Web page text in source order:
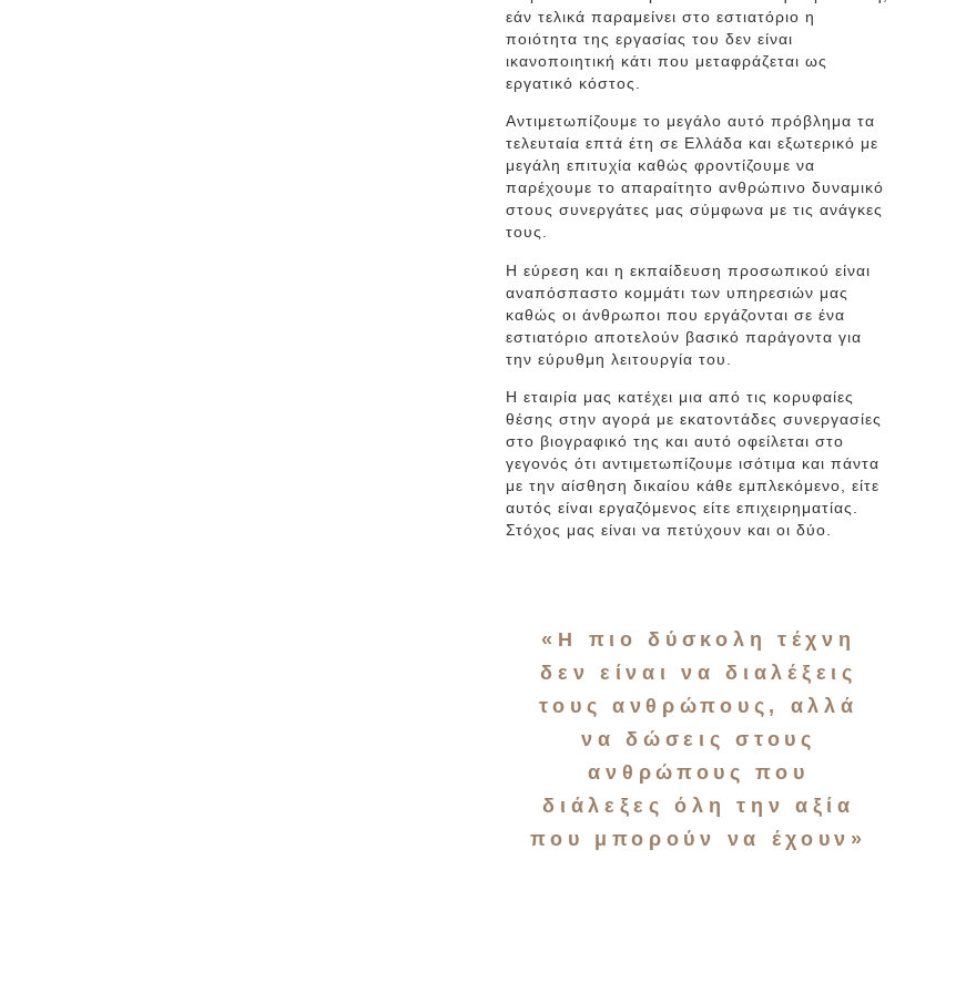
εάν τελικά παραμείνει στο εστιατόριο η
ποιότητα της εργασίας του δεν είναι
ικανοποιητική κάτι που μεταφράζεται ως
εργατικό κόστος.
Αντιμετωπίζουμε το μεγάλο αυτό πρόβλημα τα
τελευταία επτά έτη σε Ελλάδα και εξωτερικό με
μεγάλη επιτυχία καθώς φροντίζουμε να
παρέχουμε το απαραίτητο ανθρώπινο δυναμικό
στους συνεργάτες μας σύμφωνα με τις ανάγκες
τους.
Η εύρεση και η εκπαίδευση προσωπικού είναι
αναπόσπαστο κομμάτι των υπηρεσιών μας
καθώς οι άνθρωποι που εργάζονται σε ένα
εστιατόριο αποτελούν βασικό παράγοντα για
την εύρυθμη λειτουργία του.
Η εταιρία μας κατέχει μια από τις κορυφαίες
θέσης στην αγορά με εκατοντάδες συνεργασίες
στο βιογραφικό της και αυτό οφείλεται στο
γεγονός ότι αντιμετωπίζουμε ισότιμα και πάντα
με την αίσθηση δικαίου κάθε εμπλεκόμενο, είτε
αυτός είναι εργαζόμενος είτε επιχειρηματίας.
Στόχος μας είναι να πετύχουν και οι δύο.
«Η πιο δύσκολη τέχνη
δεν είναι να διαλέξεις
τους ανθρώπους, αλλά
να δώσεις στους
ανθρώπους που
διάλεξες όλη την αξία
που μπορούν να έχουν»